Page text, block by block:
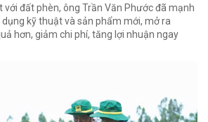
đất phèn, ông Trần Văn Phước đã mạnh
kỹ thuật và sản phẩm mới, mở ra
hơn, giảm chi phí, tăng lợi nhuận ngay